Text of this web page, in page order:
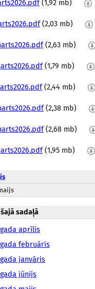
(1,92 mb)
(2,03 mb)
(2,63 mb)
(1,79 mb)
(2,44 mb)
(2,38 mb)
(2,68 mb)
(1,95 mb)
sadaļā
aprīlis
februāris
janvāris
jūnijs